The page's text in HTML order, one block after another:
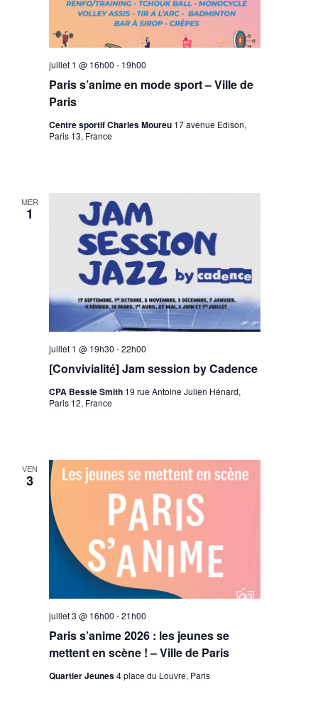
Paris s’anime en mode sport – Ville de
Paris
juillet 1 @ 16h00 - 19h00
Centre sportif Charles Moureu 17 avenue Edison,
Paris 13, France
MER
1
[Convivialité] Jam session by Cadence
juillet 1 @ 19h30 -22h00
CPA Bessie Smith 19 rue Antoine Julien Hénard,
Paris 12, France
VEN
3
Paris s’anime 2026 : les jeunes se
mettent en scène ! – Ville de Paris
juillet 3 @ 16h00 -21h00
Quartier Jeunes4 place du Louvre, Paris